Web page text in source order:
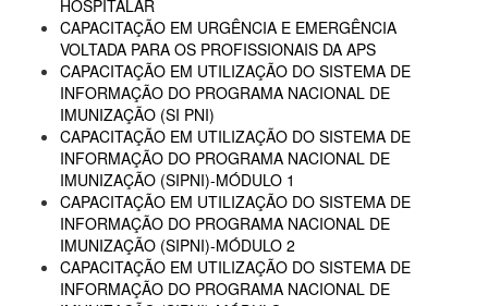
HOSPITALAR
CAPACITAÇÃO EM URGÊNCIA E EMERGÊNCIA
VOLTADA PARA OS PROFISSIONAIS DA APS
CAPACITAÇÃO EM UTILIZAÇÃO DO SISTEMA DE
INFORMAÇÃO DO PROGRAMA NACIONAL DE
IMUNIZAÇÃO (SI PNI)
CAPACITAÇÃO EM UTILIZAÇÃO DO SISTEMA DE
INFORMAÇÃO DO PROGRAMA NACIONAL DE
IMUNIZAÇÃO (SIPNI)-MÓDULO 1
CAPACITAÇÃO EM UTILIZAÇÃO DO SISTEMA DE
INFORMAÇÃO DO PROGRAMA NACIONAL DE
IMUNIZAÇÃO (SIPNI)-MÓDULO 2
CAPACITAÇÃO EM UTILIZAÇÃO DO SISTEMA DE
INFORMAÇÃO DO PROGRAMA NACIONAL DE